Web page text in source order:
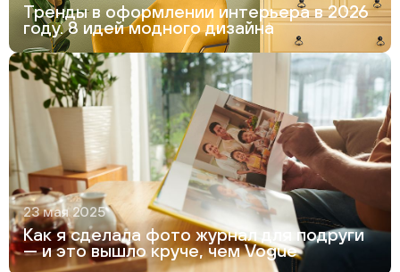
Тренды в оформлении интерьера в 2026
году. 8 идей модного дизайна
23 мая 2025
Как я сделала фото журнал для подруги
— и это вышло круче, чем Vogue